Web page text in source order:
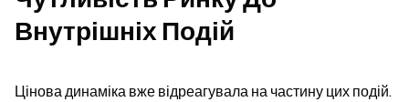
Внутрішніх Подій
Цінова динаміка вже відреагувала на частину цих подій.